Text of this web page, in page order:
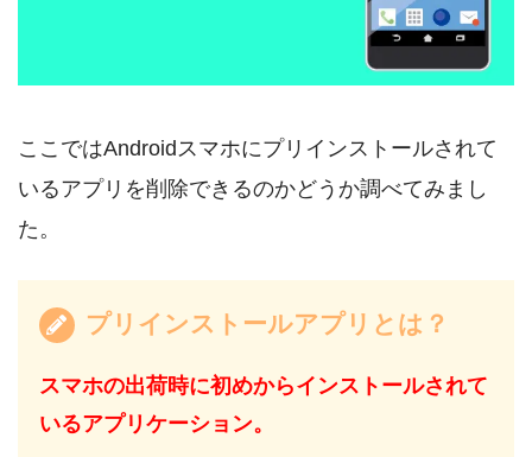
ここではAndroidスマホにプリインストールされて
いるアプリを削除できるのかどうか調べてみまし
た。
プリインストールアプリとは？
スマホの出荷時に初めからインストールされて
いるアプリケーション。